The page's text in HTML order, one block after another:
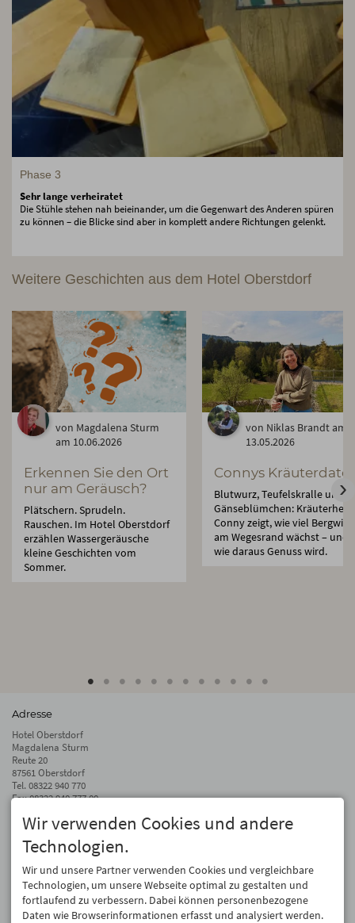
Phase 3
Sehr lange verheiratet
Die Stühle stehen nah beieinander, um die Gegenwart des Anderen spüren
zu können – die Blicke sind aber in komplett andere Richtungen gelenkt.
Weitere Geschichten aus dem Hotel Oberstdorf
von Magdalena Sturm
am 10.06.2026
Erkennen Sie den Ort
nur am Geräusch?
Plätschern. Sprudeln.
Rauschen. Im Hotel Oberstdorf
erzählen Wassergeräusche
kleine Geschichten vom
Sommer.
von Niklas Brandt am
13.05.2026
Connys Kräuterdate
Blutwurz, Teufelskralle und
Gänseblümchen: Kräuterhexe
Conny zeigt, wie viel
am Wegesrand wächst – und
wie daraus Genuss wird.
Adresse
Hotel Oberstdorf
Magdalena Sturm
Reute 20
87561 Oberstdorf
Tel. 08322 940 770
Fax 08322 940 777 00
info@hotel-oberstdorf.de
Auf dem Laufenden bleiben
Wir geben Ihre E-Mail-Adresse nicht weiter. Wir mögen auch keinen Spam.
Versprochen! Eine Abmeldung ist jederzeit möglich.
Anmelden
Wir verwenden Cookies und andere
Technologien.
Wir und unsere Partner verwenden Cookies und vergleichbare
Technologien, um unsere Webseite optimal zu gestalten und
fortlaufend zu verbessern. Dabei können personenbezogene
Daten wie Browserinformationen erfasst und analysiert werden.